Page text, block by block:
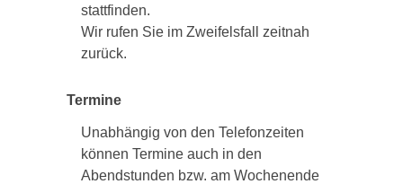
stattfinden.
Wir rufen Sie im Zweifelsfall zeitnah
zurück.
Termine
Unabhängig von den Telefonzeiten
können Termine auch in den
Abendstunden bzw. am Wochenende